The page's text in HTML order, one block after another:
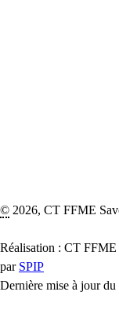
© 2026, CT FFME
Réalisation : CT
par SPIP
Dernière mise à jour